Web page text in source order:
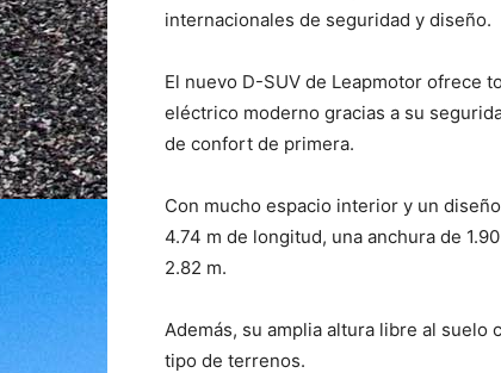
internacionales de seguridad y diseño.
El nuevo D-SUV de Leapmotor ofrece
eléctrico moderno gracias a su
de confort de primera.
Con mucho espacio interior y un
4.74 m de longitud, una anchura de
2.82 m.
Además, su amplia altura libre al
tipo de terrenos.